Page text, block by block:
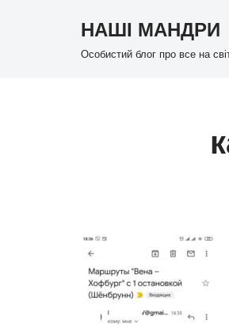
НАШІ МАНДРИ
Особистий блог про все на